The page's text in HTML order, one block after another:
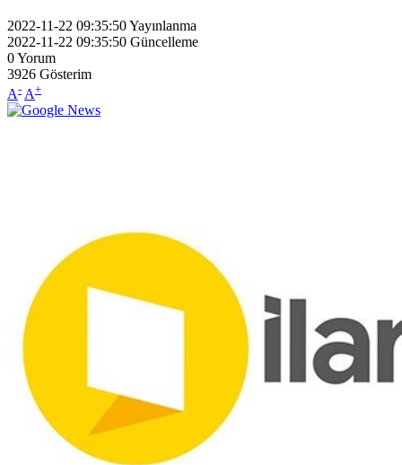
2022-11-22 09:35:50Yayınlanma
2022-11-22 09:35:50 Güncelleme
0Yorum
3926 Gösterim
A- A+